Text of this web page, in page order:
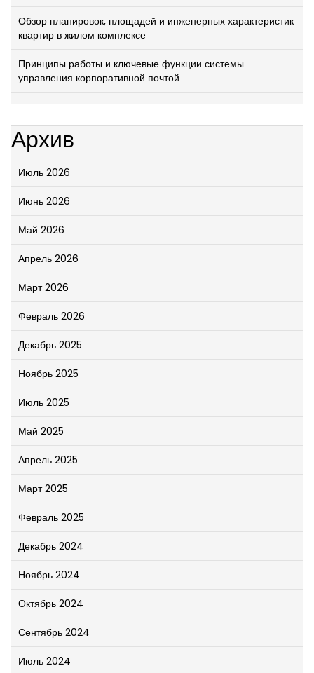
Обзор планировок, площадей и инженерных характеристик
квартир в жилом комплексе
Принципы работы и ключевые функции системы
управления корпоративной почтой
Архив
Июль 2026
Июнь 2026
Май 2026
Апрель 2026
Март 2026
Февраль 2026
Декабрь 2025
Ноябрь 2025
Июль 2025
Май 2025
Апрель 2025
Март 2025
Февраль 2025
Декабрь 2024
Ноябрь 2024
Октябрь 2024
Сентябрь 2024
Июль 2024